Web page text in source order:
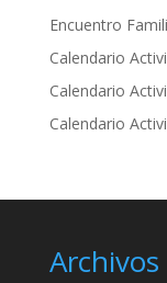
Encuentro
Calendario
Calendario
Calendario
Archivos